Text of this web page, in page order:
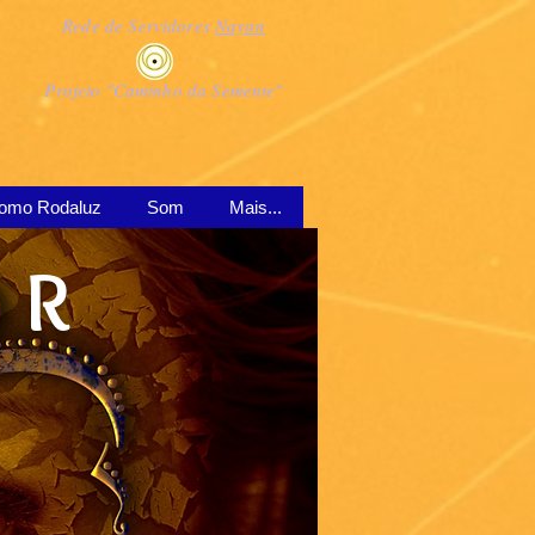
Rede de ServidoresNayan
Projeto "Caminho da Semente"
Rodaluz Som Mais...